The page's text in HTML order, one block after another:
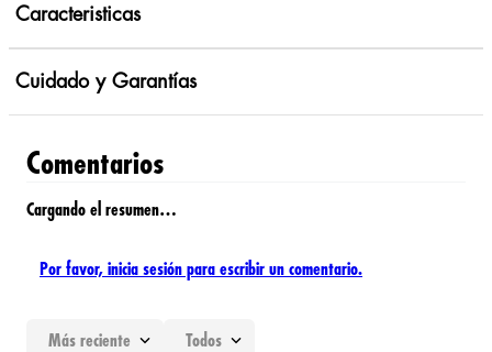
Caracteristicas
Cuidado y Garantías
Comentarios
Cargando el resumen…
Por favor, inicia sesión para escribir un comentario.
Más reciente Todos